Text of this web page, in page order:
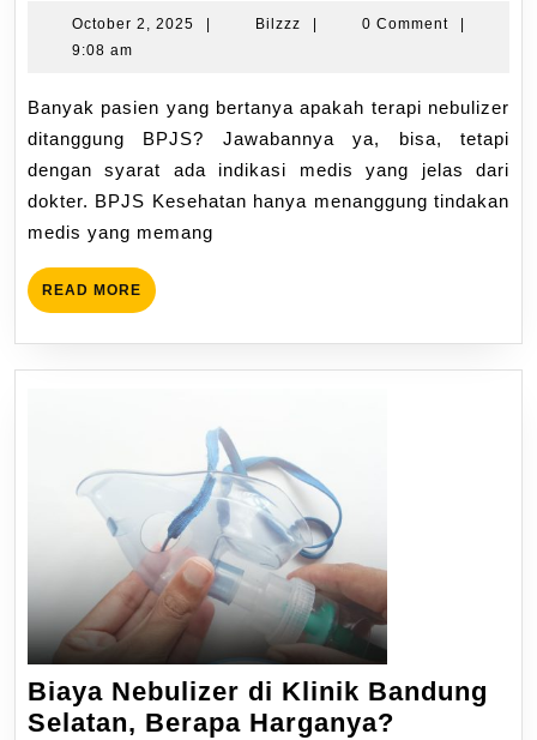
October 2, 2025 Bilzzz 0 Comment
9:08 am
Banyak pasien yang bertanya apakah terapi nebulizer
ditanggung BPJS? Jawabannya ya, bisa, tetapi
dengan syarat ada indikasi medis yang jelas dari
dokter. BPJS Kesehatan hanya menanggung tindakan
medis yang memang
READ MORE
Biaya Nebulizer di Klinik Bandung
Selatan, Berapa Harganya?